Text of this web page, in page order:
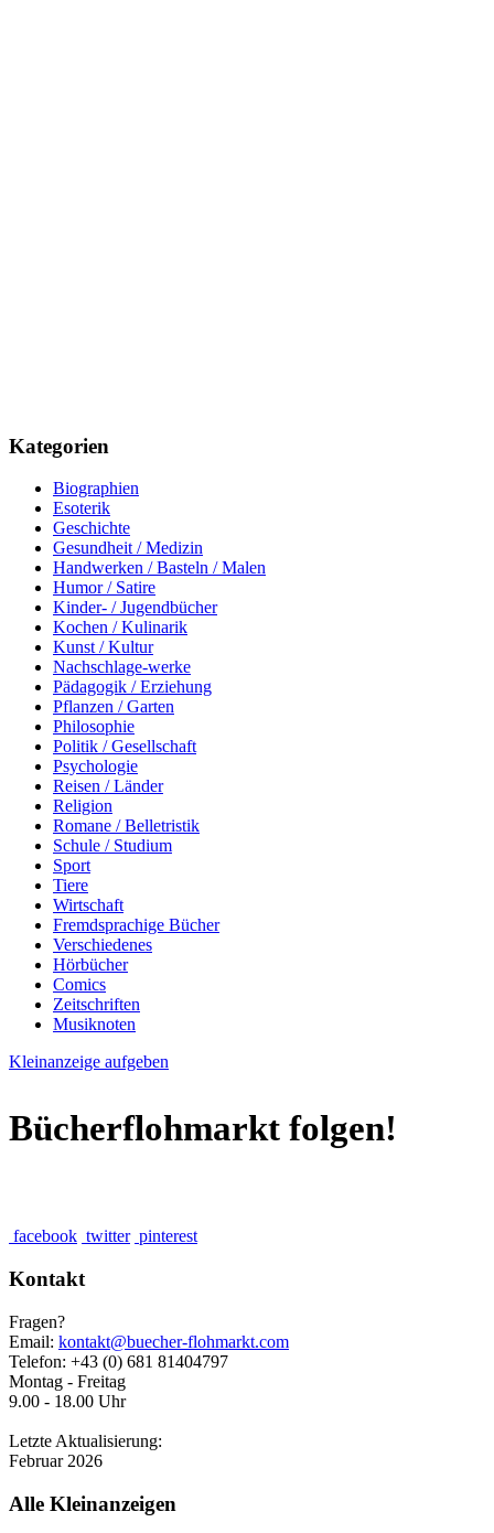
Kategorien
Biographien
Esoterik
Geschichte
Gesundheit / Medizin
Handwerken / Basteln / Malen
Humor / Satire
Kinder- / Jugendbücher
Kochen / Kulinarik
Kunst / Kultur
Nachschlage-werke
Pädagogik / Erziehung
Pflanzen / Garten
Philosophie
Politik / Gesellschaft
Psychologie
Reisen / Länder
Religion
Romane / Belletristik
Schule / Studium
Sport
Tiere
Wirtschaft
Fremdsprachige Bücher
Verschiedenes
Hörbücher
Comics
Zeitschriften
Musiknoten
Kleinanzeige aufgeben
Bücherflohmarkt folgen!
facebook twitter pinterest
Kontakt
Fragen?
Email: kontakt@buecher-flohmarkt.com
Telefon: +43 (0) 681 81404797
Montag - Freitag
9.00 - 18.00 Uhr
Letzte Aktualisierung:
Februar 2026
Alle Kleinanzeigen